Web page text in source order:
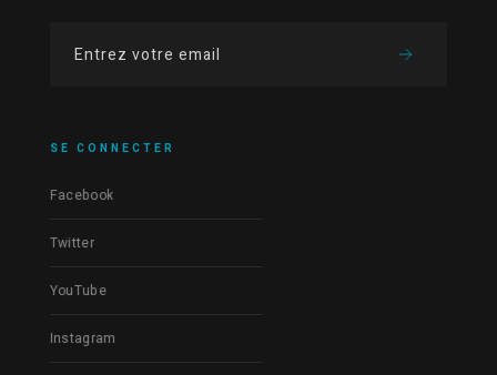
SE CONNECTER
Facebook
Twitter
YouTube
Instagram